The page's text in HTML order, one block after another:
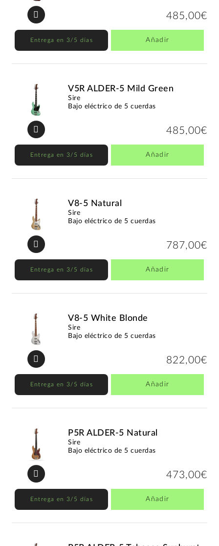
485,00€
Entrega en 3/5 días Añadir
V5R ALDER-5 Mild Green
Sire
Bajo eléctrico de 5 cuerdas
485,00€
Entrega en 3/5 días Añadir
V8-5 Natural
Sire
Bajo eléctrico de 5 cuerdas
787,00€
Entrega en 3/5 días Añadir
V8-5 White Blonde
Sire
Bajo eléctrico de 5 cuerdas
822,00€
Entrega en 3/5 días Añadir
P5R ALDER-5 Natural
Sire
Bajo eléctrico de 5 cuerdas
473,00€
Entrega en 3/5 días Añadir